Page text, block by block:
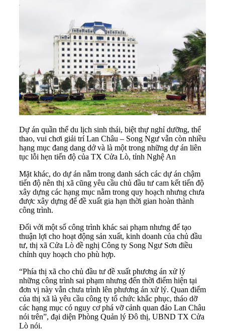
Dự án quần thể du lịch sinh thái, biệt thự nghỉ dưỡng, thể
thao, vui chơi giải trí Lan Châu – Song Ngư vẫn còn nhiều
hạng mục đang dang dở và là một trong những dự án liên
tục lỗi hẹn tiến độ của TX Cửa Lò, tỉnh Nghệ An
Mặt khác, do dự án nằm trong danh sách các dự án chậm
tiến độ nên thị xã cũng yêu cầu chủ đầu tư cam kết tiến độ
xây dựng các hạng mục nằm trong quy hoạch nhưng chưa
được xây dựng để đề xuất gia hạn thời gian hoàn thành
công trình.
Đối với một số công trình khác sai phạm nhưng để tạo
thuận lợi cho hoạt động sản xuất, kinh doanh của chủ đầu
tư, thị xã Cửa Lò đề nghị Công ty Song Ngư Sơn điều
chỉnh quy hoạch cho phù hợp.
“Phía thị xã cho chủ đầu tư đề xuất phương án xử lý
những công trình sai phạm nhưng đến thời điểm hiện tại
đơn vị này vẫn chưa trình lên phương án xử lý. Quan điểm
của thị xã là yêu cầu công ty tổ chức khắc phục, tháo dỡ
các hạng mục có nguy cơ phá vỡ cảnh quan đảo Lan Châu
nói trên”, đại diện Phòng Quản lý Đô thị, UBND TX Cửa
Lò nói.